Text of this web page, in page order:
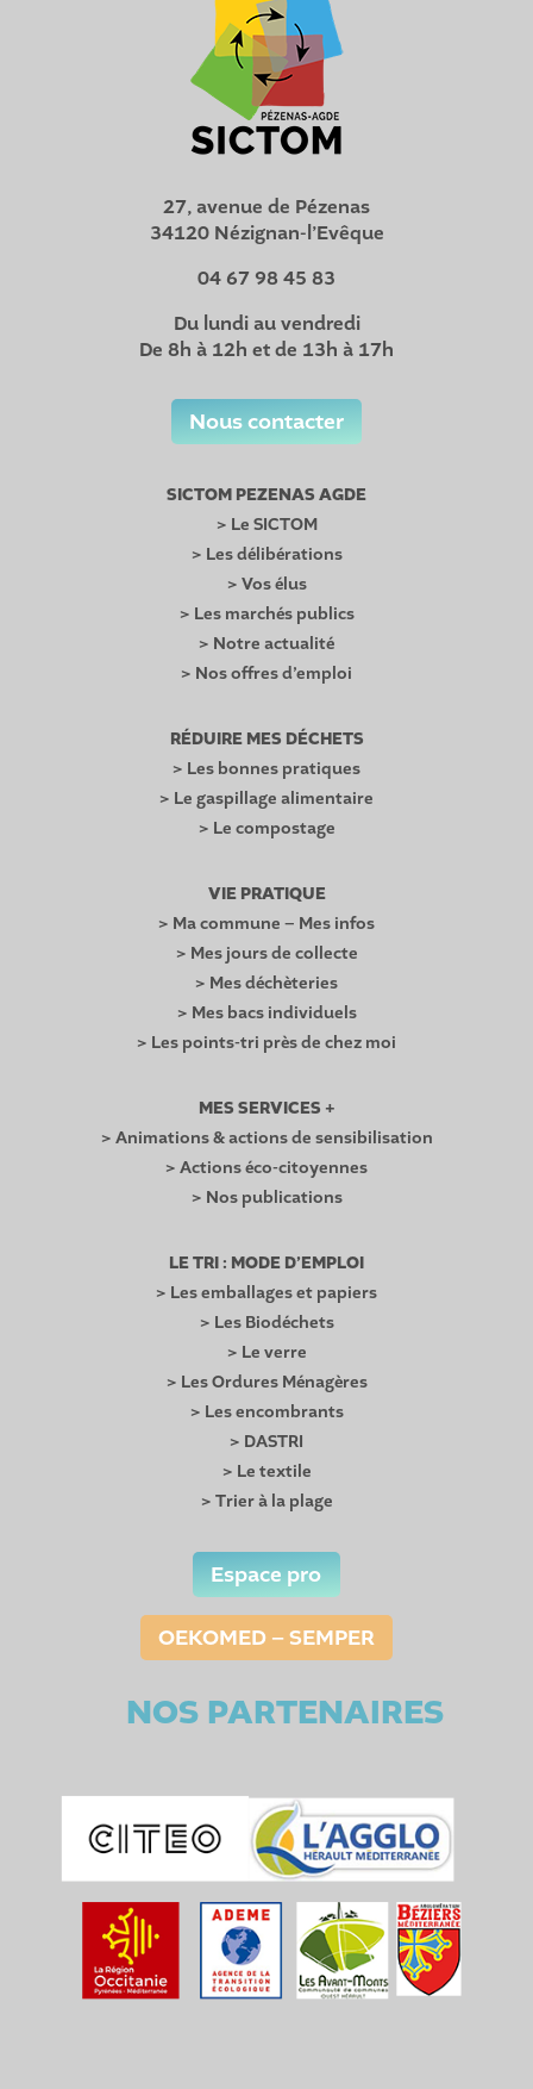
27, avenue de Pézenas
34120 Nézignan-l’Evêque
04 67 98 45 83
Du lundi au vendredi
De 8h à 12h et de 13h à 17h
Nous contacter
SICTOM PEZENAS AGDE
> Le SICTOM
> Les délibérations
> Vos élus
> Les marchés publics
> Notre actualité
> Nos offres d’emploi
RÉDUIRE MES DÉCHETS
> Les bonnes pratiques
> Le gaspillage alimentaire
> Le compostage
VIE PRATIQUE
> Ma commune – Mes infos
> Mes jours de collecte
> Mes déchèteries
> Mes bacs individuels
> Les points-tri près de chez moi
MES SERVICES +
> Animations & actions de sensibilisation
> Actions éco-citoyennes
> Nos publications
LE TRI : MODE D’EMPLOI
> Les emballages et papiers
> Les Biodéchets
> Le verre
> Les Ordures Ménagères
> Les encombrants
> DASTRI
> Le textile
> Trier à la plage
Espace pro
OEKOMED – SEMPER
NOS PARTENAIRES